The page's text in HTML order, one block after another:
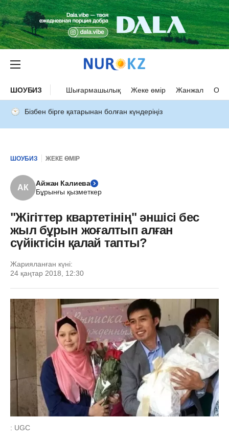
ШОУБИЗ Шығармашылық Жеке өмір Жанжал
Бізбен бірге қатарынан болған күндеріңіз
ШОУБИЗ ЖЕКЕ ӨМІР
АК
Айжан Калиева
Бұрынғы қызметкер
"Жігіттер квартетінің" әншісі бес
жыл бұрын жоғалтып алған
сүйіктісін қалай тапты?
Жарияланған күні:
24 қаңтар 2018, 12:30
: UGC